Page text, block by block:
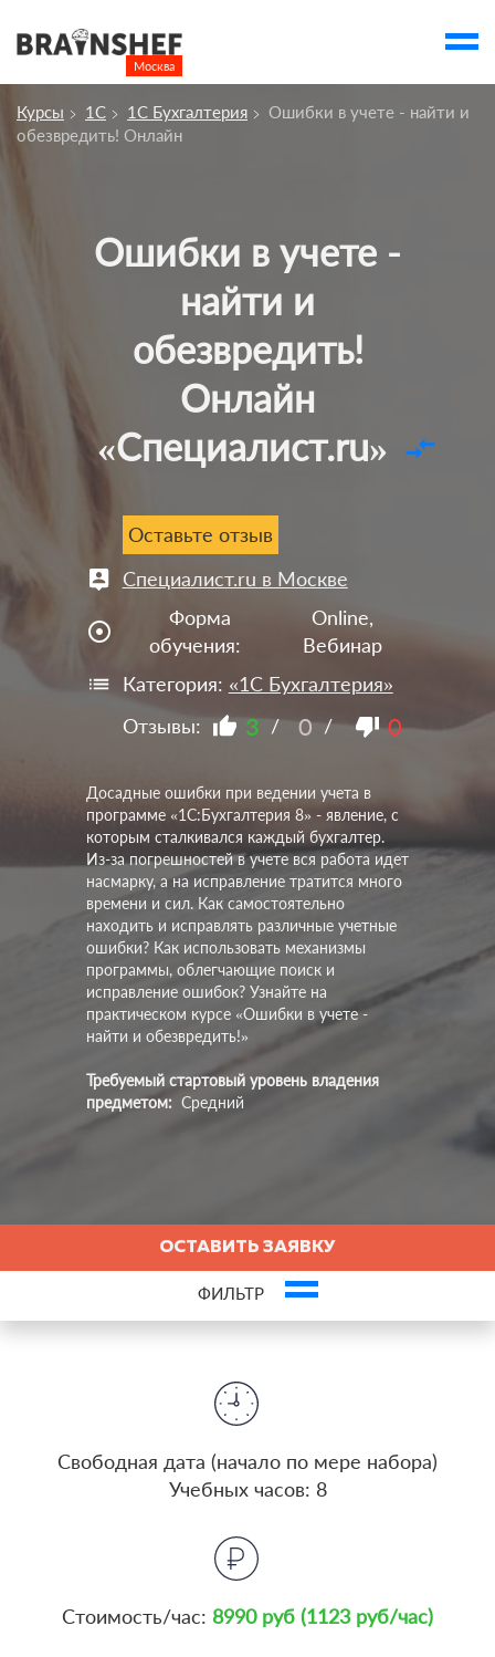
Москва
Посмотреть по России
О компании
Курсы 1С 1С Бухгалтерия
Ошибки в учете - найти и
обезвредить! Онлайн
Ошибки в учете -
найти и
обезвредить!
Онлайн
«Специалист.ru» compare_arrows
Специалист.ru в Москве
adjust
Форма
обучения:
Online,
Вебинар
Категория: «1С Бухгалтерия»
Отзывы:
3 / 0/ 0
Оставьте отзыв
Досадные ошибки при ведении учета в
программе «1С:Бухгалтерия 8» - явление, с
которым сталкивался каждый бухгалтер.
Из-за погрешностей в учете вся работа идет
насмарку, а на исправление тратится много
времени и сил. Как самостоятельно
находить и исправлять различные учетные
ошибки? Как использовать механизмы
программы, облегчающие поиск и
исправление ошибок? Узнайте на
практическом курсе «Ошибки в учете -
найти и обезвредить!»
Требуемый стартовый уровень владения
предметом:Средний
Cвободная дата (начало по мере набора)
Учебных часов: 8
Стоимость/час: 8990 руб (1123 руб/час)
ОСТАВИТЬ ЗАЯВКУ
ФИЛЬТР